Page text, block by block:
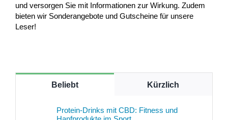
und versorgen Sie mit Informationen zur Wirkung. Zudem
bieten wir Sonderangebote und Gutscheine für unsere
Leser!
Beliebt Kürzlich
Protein-Drinks mit CBD: Fitness und